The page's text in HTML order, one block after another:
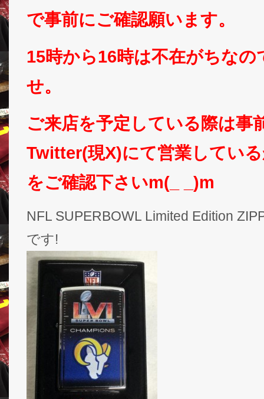
で事前にご確認願います。
15時から16時は不在がちなの
せ。
ご来店を予定している際は事
Twitter(現X)にて営業してい
をご確認下さいm(_ _)m
NFL SUPERBOWL Limited Edition
です!